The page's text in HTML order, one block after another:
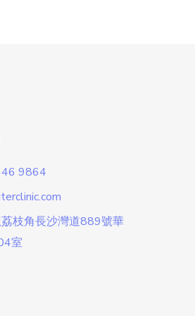
9864
枝角長沙灣道889號華
室